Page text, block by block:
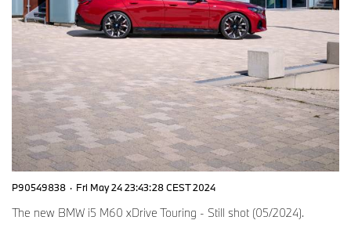
P90549838 · Fri May 24 23:43:28 CEST 2024
The new BMW i5 M60 xDrive Touring - Still shot (05/2024).